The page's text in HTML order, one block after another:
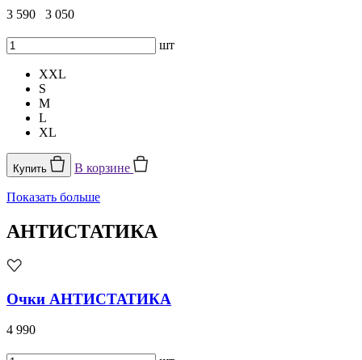
3 590 3 050
шт
XXL
S
M
L
XL
Купить В корзине
Показать больше
АНТИСТАТИКА
Очки АНТИСТАТИКА
4 990